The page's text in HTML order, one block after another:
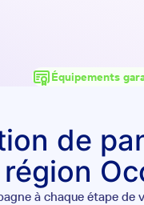
Équipements
de
à chaque étape